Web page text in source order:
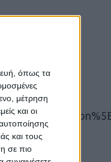
όπως τα
μέτρηση
και οι
και τους
σε πιο